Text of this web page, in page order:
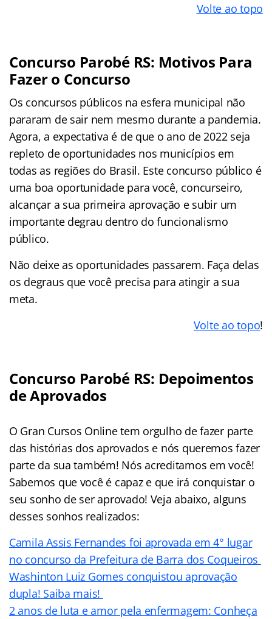
Volte ao topo
Concurso Parobé RS: Motivos Para
Fazer o Concurso
Os concursos públicos na esfera municipal não
pararam de sair nem mesmo durante a pandemia.
Agora, a expectativa é de que o ano de 2022 seja
repleto de oportunidades nos municípios em
todas as regiões do Brasil. Este concurso público é
uma boa oportunidade para você, concurseiro,
alcançar a sua primeira aprovação e subir um
importante degrau dentro do funcionalismo
público.
Não deixe as oportunidades passarem. Faça delas
os degraus que você precisa para atingir a sua
meta.
Volte ao topo!
Concurso Parobé RS: Depoimentos
de Aprovados
O Gran Cursos Online tem orgulho de fazer parte
das histórias dos aprovados e nós queremos fazer
parte da sua também! Nós acreditamos em você!
Sabemos que você é capaz e que irá conquistar o
seu sonho de ser aprovado! Veja abaixo, alguns
desses sonhos realizados:
Camila Assis Fernandes foi aprovada em 4° lugar
no concurso da Prefeitura de Barra dos Coqueiros
Washinton Luiz Gomes conquistou aprovação
dupla! Saiba mais!
2 anos de luta e amor pela enfermagem: Conheça